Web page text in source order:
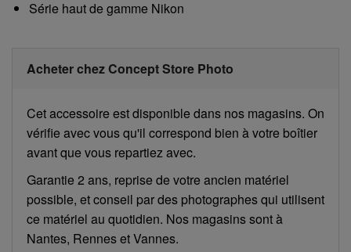
Série haut de gamme Nikon
Acheter chez Concept Store Photo
Cet accessoire est disponible dans nos magasins. On
vérifie avec vous qu'il correspond bien à votre boîtier
avant que vous repartiez avec.
Garantie 2 ans, reprise de votre ancien matériel
possible, et conseil par des photographes qui utilisent
ce matériel au quotidien. Nos magasins sont à
Nantes, Rennes et Vannes.